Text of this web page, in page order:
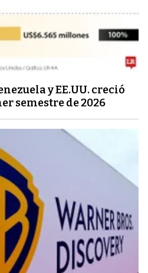
y EE.UU. creció
semestre de 2026